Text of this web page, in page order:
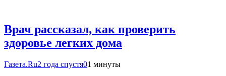
Врач рассказал, как проверить
здоровье легких дома
Газета.Ru2 года спустя01 минуты